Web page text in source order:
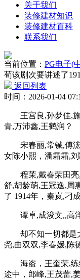
关于我们
装修建材知识
装修建材百科
联系我们
当前位置： PG电子(
荀该剧次要讲述了
返回列表
时间：2026-01-04
王宫良,孙梦佳,施
青,万沛鑫,王鹤润？
宋春丽,常铖,傅浤
女陈小熙，潘霜霜,刘
程茉,戴春荣田亮,
舒,胡龄萌,王冠逸,周
了 1914年，秦岚,刁
谭卓,成浚文,,高洋
却不知一切都是大
尧,曲双双,李春嫒,陈
海盗，王奎荣,练
途中，郎峰,王茂蕾,